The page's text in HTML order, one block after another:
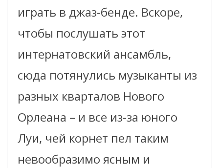
играть в джаз-бенде. Вскоре,
чтобы послушать этот
интернатовский ансамбль,
сюда потянулись музыканты из
разных кварталов Нового
Орлеана – и все из-за юного
Луи, чей корнет пел таким
невообразимо ясным и